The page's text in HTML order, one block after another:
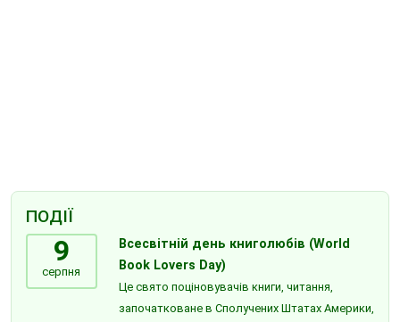
ПОДІЇ
9
серпня
Всесвітній день книголюбів (World
Book Lovers Day)
Це свято поціновувачів книги, читання,
започатковане в Сполучених Штатах Америки,